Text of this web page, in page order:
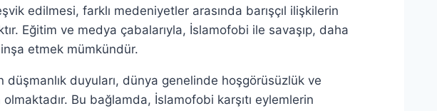
edilmesi, farklı medeniyetler arasında barışçıl ilişkilerin
Eğitim ve medya çabalarıyla, İslamofobi ile savaşıp, daha
inşa etmek mümkündür.
düşmanlık duyuları, dünya genelinde hoşgörüsüzlük ve
olmaktadır. Bu bağlamda, İslamofobi karşıtı eylemlerin